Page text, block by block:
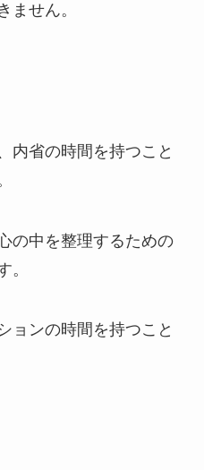
ません。
内省の時間を持つこと
の中を整理するための
。
ョンの時間を持つこと